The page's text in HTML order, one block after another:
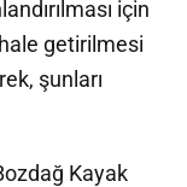
için
getirilmesi
şunları
Kayak